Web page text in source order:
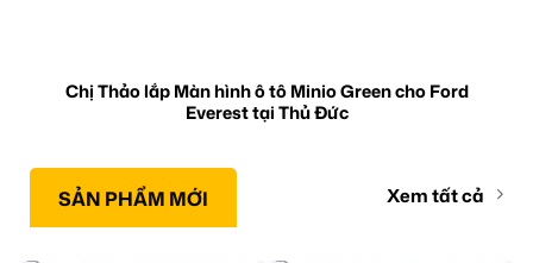
Chị Thảo lắp Màn hình ô tô Minio Green cho Ford
Everest tại Thủ Đức
SẢN PHẨM MỚI Xem tất cả